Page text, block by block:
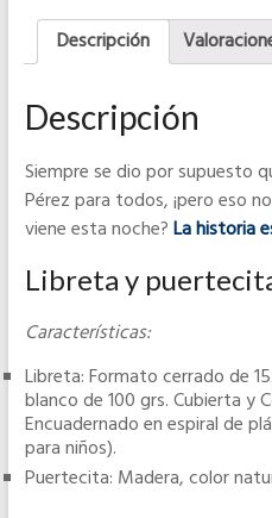
Descripción
Descripción
Siempre se dio por supuesto
Pérez para todos, ¡pero eso
viene esta noche?La historia
Libreta y
Características:
Libreta: Formato cerrado de
blanco de 100 grs. Cubierta y
Encuadernado en espiral de
para niños).
Puertecita: Madera, color